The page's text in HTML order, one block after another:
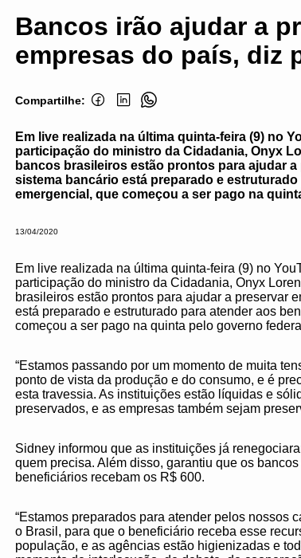
Bancos irão ajudar a
empresas do país, diz
Compartilhe:
Em live realizada na última quinta-feira (9) no
participação do ministro da Cidadania, Onyx
bancos brasileiros estão prontos para ajudar
sistema bancário está preparado e
emergencial, que começou a ser pago na
13/04/2020
Em live realizada na última quinta-feira (9) no
participação do ministro da Cidadania, Onyx
brasileiros estão prontos para ajudar a preservar
está preparado e estruturado para atender aos
começou a ser pago na quinta pelo governo
“Estamos passando por um momento de muita
ponto de vista da produção e do consumo, e é
esta travessia. As instituições estão líquidas e
preservados, e as empresas também sejam
Sidney informou que as instituições já
quem precisa. Além disso, garantiu que os
beneficiários recebam os R$ 600.
“Estamos preparados para atender pelos nossos
o Brasil, para que o beneficiário receba esse
população, e as agências estão higienizadas e